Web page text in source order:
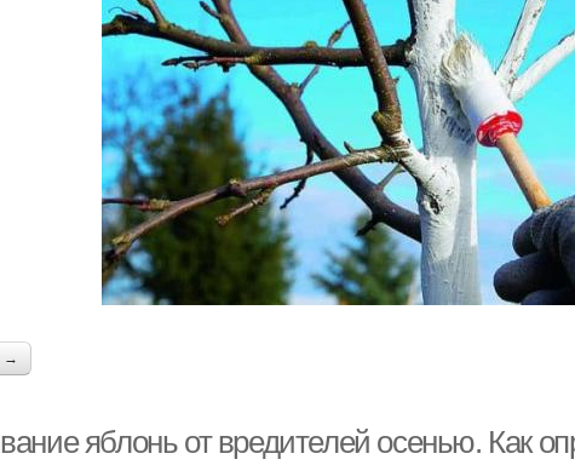
→
яблонь от вредителей осенью. Как